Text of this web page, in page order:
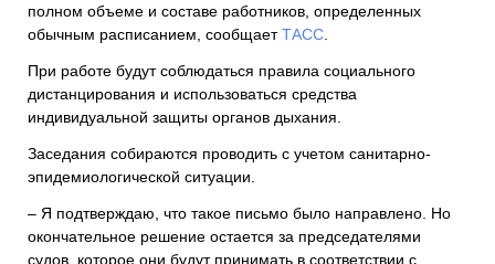
полном объеме и составе работников, определенных
обычным расписанием, сообщаетТАСС
При работе будут соблюдаться правила социального
дистанцирования и использоваться средства
индивидуальной защиты органов дыхания.
Заседания собираются проводить с учетом санитарно-
эпидемиологической ситуации.
– Я подтверждаю, что такое письмо было направлено. Но
окончательное решение остается за председателями
судов, которое они будут принимать в соответствии с